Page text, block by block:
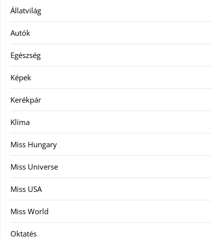
Állatvilág
Autók
Egészség
Képek
Kerékpár
Klíma
Miss Hungary
Miss Universe
Miss USA
Miss World
Oktatés